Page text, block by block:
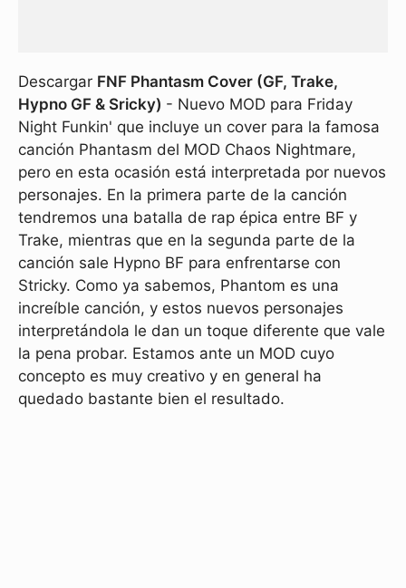
Descargar FNF Phantasm Cover (GF, Trake,
Hypno GF & Sricky) - Nuevo MOD para Friday
Night Funkin' que incluye un cover para la famosa
canción Phantasm del MOD Chaos Nightmare,
pero en esta ocasión está interpretada por nuevos
personajes. En la primera parte de la canción
tendremos una batalla de rap épica entre BF y
Trake, mientras que en la segunda parte de la
canción sale Hypno BF para enfrentarse con
Stricky. Como ya sabemos, Phantom es una
increíble canción, y estos nuevos personajes
interpretándola le dan un toque diferente que vale
la pena probar. Estamos ante un MOD cuyo
concepto es muy creativo y en general ha
quedado bastante bien el resultado.